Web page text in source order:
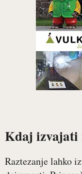
Kdaj izvajati
Raztezanje lahko